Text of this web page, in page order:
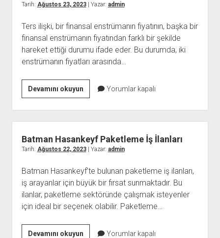
Tarih: Ağustos 23, 2023| Yazar: admin
Ters ilişki, bir finansal enstrümanın fiyatının, başka bir
finansal enstrümanın fiyatından farklı bir şekilde
hareket ettiği durumu ifade eder. Bu durumda, iki
enstrümanın fiyatları arasında…
Devamını okuyunTers
Ilişkide
Pozisyon
Yorumlar kapalı
Batman Hasankeyf Paketleme İş İlanları
Tarih: Ağustos 22, 2023| Yazar: admin
Batman Hasankeyf’te bulunan paketleme iş ilanları,
iş arayanlar için büyük bir fırsat sunmaktadır. Bu
ilanlar, paketleme sektöründe çalışmak isteyenler
için ideal bir seçenek olabilir. Paketleme…
Devamını okuyunBatmanYorumlar kapalı